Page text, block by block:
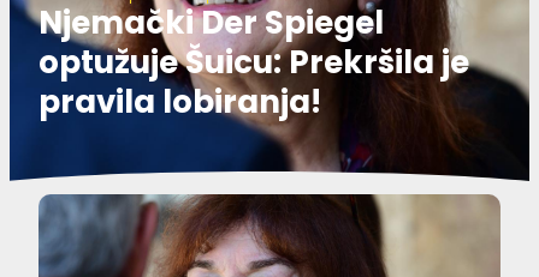
Njemački Der Spiegel
optužuje Šuicu: Prekršila je
pravila lobiranja!